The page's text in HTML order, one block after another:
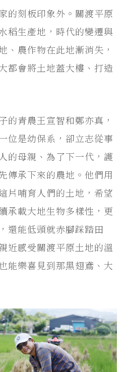
的刻板印象外。關渡平原
稻生產地，時代的變遷與
、農作物在此地漸消失，
都會將土地蓋大樓、打造
的青農王宣智和鄭亦真，
位是幼保系，卻立志從事
的母親、為了下一代，護
傳承下來的農地。他們用
片哺育人們的土地，希望
承載大地生物多樣性，更
還能低頭就赤腳踩踏田
近感受關渡平原土地的溫
能樂喜見到那黑翅鳶、大